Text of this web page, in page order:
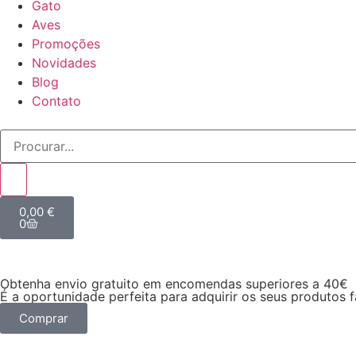
Gato
Aves
Promoções
Novidades
Blog
Contato
0,00 €
0
Obtenha envio gratuito em encomendas superiores a 40€
É a oportunidade perfeita para adquirir os seus produtos
Comprar